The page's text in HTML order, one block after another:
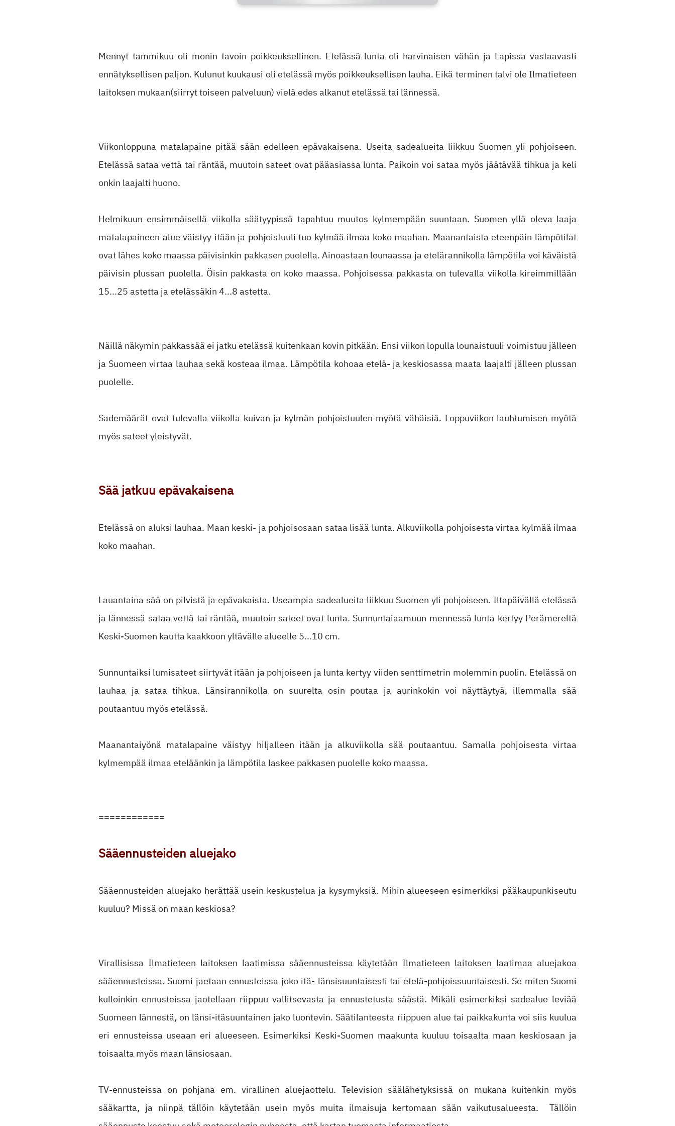
Mennyt tammikuu oli monin tavoin poikkeuksellinen. Etelässä lunta oli harvinaisen vähän ja Lapissa vastaavasti
ennätyksellisen paljon. Kulunut kuukausi oli etelässä myös poikkeuksellisen lauha. Eikä terminen talvi ole Ilmatieteen
laitoksen mukaan(siirryt toiseen palveluun) vielä edes alkanut etelässä tai lännessä.
Viikonloppuna matalapaine pitää sään edelleen epävakaisena. Useita sadealueita liikkuu Suomen yli pohjoiseen.
Etelässä sataa vettä tai räntää, muutoin sateet ovat pääasiassa lunta. Paikoin voi sataa myös jäätävää tihkua ja keli
onkin laajalti huono.
Helmikuun ensimmäisellä viikolla säätyypissä tapahtuu muutos kylmempään suuntaan. Suomen yllä oleva laaja
matalapaineen alue väistyy itään ja pohjoistuuli tuo kylmää ilmaa koko maahan. Maanantaista eteenpäin lämpötilat
ovat lähes koko maassa päivisinkin pakkasen puolella. Ainoastaan lounaassa ja etelärannikolla lämpötila voi käväistä
päivisin plussan puolella. Öisin pakkasta on koko maassa. Pohjoisessa pakkasta on tulevalla viikolla kireimmillään
15...25 astetta ja etelässäkin 4...8 astetta.
Näillä näkymin pakkassää ei jatku etelässä kuitenkaan kovin pitkään. Ensi viikon lopulla lounaistuuli voimistuu jälleen
ja Suomeen virtaa lauhaa sekä kosteaa ilmaa. Lämpötila kohoaa etelä- ja keskiosassa maata laajalti jälleen plussan
puolelle.
Sademäärät ovat tulevalla viikolla kuivan ja kylmän pohjoistuulen myötä vähäisiä. Loppuviikon lauhtumisen myötä
myös sateet yleistyvät.
Sää jatkuu epävakaisena
Etelässä on aluksi lauhaa. Maan keski- ja pohjoisosaan sataa lisää lunta. Alkuviikolla pohjoisesta virtaa kylmää ilmaa
koko maahan.
Lauantaina sää on pilvistä ja epävakaista. Useampia sadealueita liikkuu Suomen yli pohjoiseen. Iltapäivällä etelässä
ja lännessä sataa vettä tai räntää, muutoin sateet ovat lunta. Sunnuntaiaamuun mennessä lunta kertyy Perämereltä
Keski-Suomen kautta kaakkoon yltävälle alueelle 5...10 cm.
Sunnuntaiksi lumisateet siirtyvät itään ja pohjoiseen ja lunta kertyy viiden senttimetrin molemmin puolin. Etelässä on
lauhaa ja sataa tihkua. Länsirannikolla on suurelta osin poutaa ja aurinkokin voi näyttäytyä, illemmalla sää
poutaantuu myös etelässä.
Maanantaiyönä matalapaine väistyy hiljalleen itään ja alkuviikolla sää poutaantuu. Samalla pohjoisesta virtaa
kylmempää ilmaa eteläänkin ja lämpötila laskee pakkasen puolelle koko maassa.
============
Sääennusteiden aluejako
Sääennusteiden aluejako herättää usein keskustelua ja kysymyksiä. Mihin alueeseen esimerkiksi pääkaupunkiseutu
kuuluu? Missä on maan keskiosa?
Virallisissa Ilmatieteen laitoksen laatimissa sääennusteissa käytetään Ilmatieteen laitoksen laatimaa aluejakoa
sääennusteissa. Suomi jaetaan ennusteissa joko itä- länsisuuntaisesti tai etelä-pohjoissuuntaisesti. Se miten Suomi
kulloinkin ennusteissa jaotellaan riippuu vallitsevasta ja ennustetusta säästä. Mikäli esimerkiksi sadealue leviää
Suomeen lännestä, on länsi-itäsuuntainen jako luontevin. Säätilanteesta riippuen alue tai paikkakunta voi siis kuulua
eri ennusteissa useaan eri alueeseen. Esimerkiksi Keski-Suomen maakunta kuuluu toisaalta maan keskiosaan ja
toisaalta myös maan länsiosaan.
TV-ennusteissa on pohjana em. virallinen aluejaottelu. Television säälähetyksissä on mukana kuitenkin myös
sääkartta, ja niinpä tällöin käytetään usein myös muita ilmaisuja kertomaan sään vaikutusalueesta. Tällöin